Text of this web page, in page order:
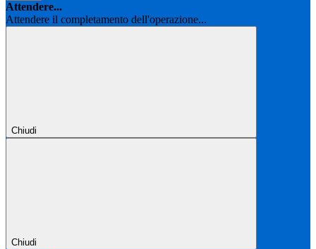
Attendere...
Attendere il completamento dell'operazione...
Chiudi
Chiudi